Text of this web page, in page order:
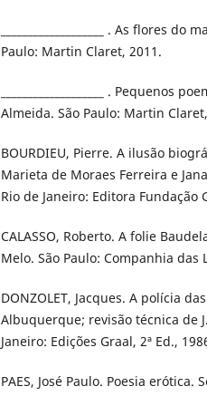
___________________ . As flores
Paulo: Martin Claret, 2011.
___________________ .
Almeida. São Paulo: Martin
BOURDIEU, Pierre. A ilusão
Marieta de Moraes Ferreira e
Rio de Janeiro: Editora Fundação
CALASSO, Roberto. A folie
Melo. São Paulo: Companhia das
DONZOLET, Jacques. A polícia
Albuquerque; revisão técnica de
Janeiro: Edições Graal, 2ª Ed.,
PAES, José Paulo. Poesia erótica.